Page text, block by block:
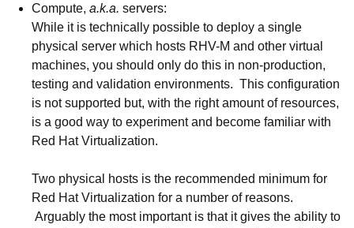
Compute, a.k.a. servers:
While it is technically possible to deploy a single
physical server which hosts RHV-M and other virtual
machines, you should only do this in non-production,
testing and validation environments. This configuration
is not supported but, with the right amount of resources,
is a good way to experiment and become familiar with
Red Hat Virtualization.
Two physical hosts is the recommended minimum for
Red Hat Virtualization for a number of reasons.
Arguably the most important is that it gives the ability to